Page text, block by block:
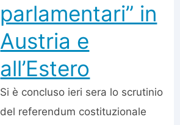
parlamentari” in
Austria e
all’Estero
Si è concluso ieri sera lo scrutinio
del referendum costituzionale